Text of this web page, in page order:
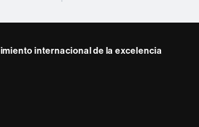
internacional de la excelencia